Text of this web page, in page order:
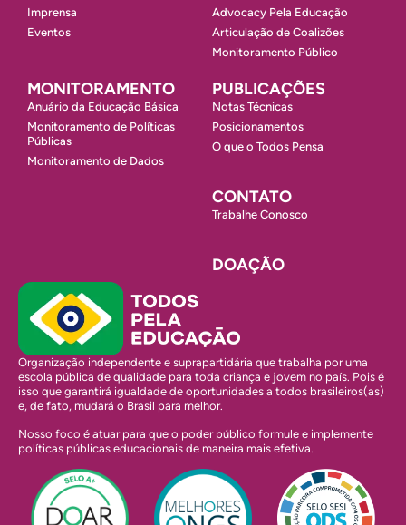
Imprensa
Eventos
Advocacy Pela Educação
Articulação de Coalizões
Monitoramento Público
MONITORAMENTO
Anuário da Educação Básica
Monitoramento de Políticas
Públicas
Monitoramento de Dados
PUBLICAÇÕES
Notas Técnicas
Posicionamentos
O que o Todos Pensa
CONTATO
Trabalhe Conosco
DOAÇÃO
Organização independente e suprapartidária que trabalha por uma
escola pública de qualidade para toda criança e jovem no país. Pois é
isso que garantirá igualdade de oportunidades a todos brasileiros(as)
e, de fato, mudará o Brasil para melhor.
Nosso foco é atuar para que o poder público formule e implemente
políticas públicas educacionais de maneira mais efetiva.